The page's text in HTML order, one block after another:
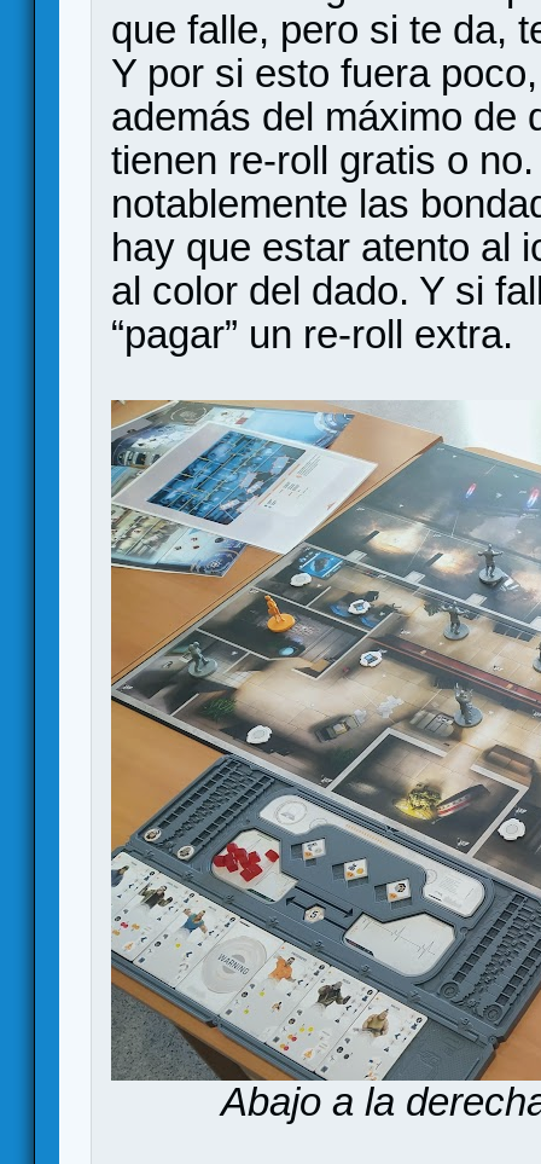
que falle, pero si te da,
Y por si esto fuera
además del máximo de
tienen re-roll gratis o
notablemente las
hay que estar atento al
al color del dado. Y si
“pagar” un re-roll extra.
Abajo a la